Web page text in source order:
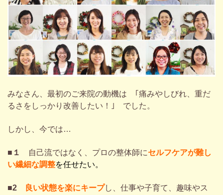
みなさん、最初のご来院の動機は ｢痛みやしびれ、重だ
るさをしっかり改善したい！｣ でした。
しかし、今では…
■１ 自己流ではなく、プロの整体師にセルフケアが難し
い繊細な調整を任せたい。
■2 良い状態を楽にキープし、仕事や子育て、趣味やス